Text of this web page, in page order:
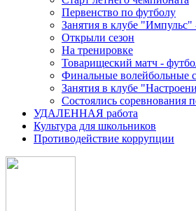
Первенство по футболу
Занятия в клубе "Импульс"
Открыли сезон
На тренировке
Товарищеский матч -
Финальные волейбольные
Занятия в клубе
Состоялись соревнования
УДАЛЕННАЯ работа
Культура для школьников
Противодействие коррупции